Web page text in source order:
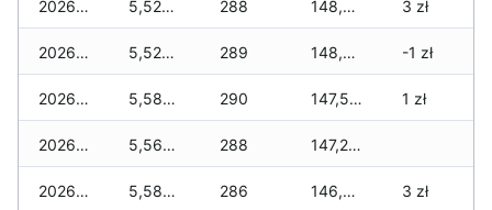
2026-05-13 5,520 zł 288 148,470 zł 3 zł
2026-05-12 5,520 zł 289 148,440 zł -1 zł
2026-05-09 5,580 zł 290 147,570 zł 1 zł
2026-05-08 5,560 zł 288 147,210 zł
2026-05-07 5,580 zł 286 146,870 zł 3 zł